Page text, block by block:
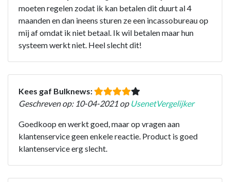
moeten regelen zodat ik kan betalen dit duurt al 4
maanden en dan ineens sturen ze een incassobureau op
mij af omdat ik niet betaal. Ik wil betalen maar hun
systeem werkt niet. Heel slecht dit!
Kees gaf Bulknews:
Geschreven op: 10-04-2021 op UsenetVergelijker
Goedkoop en werkt goed, maar op vragen aan
klantenservice geen enkele reactie. Product is goed
klantenservice erg slecht.